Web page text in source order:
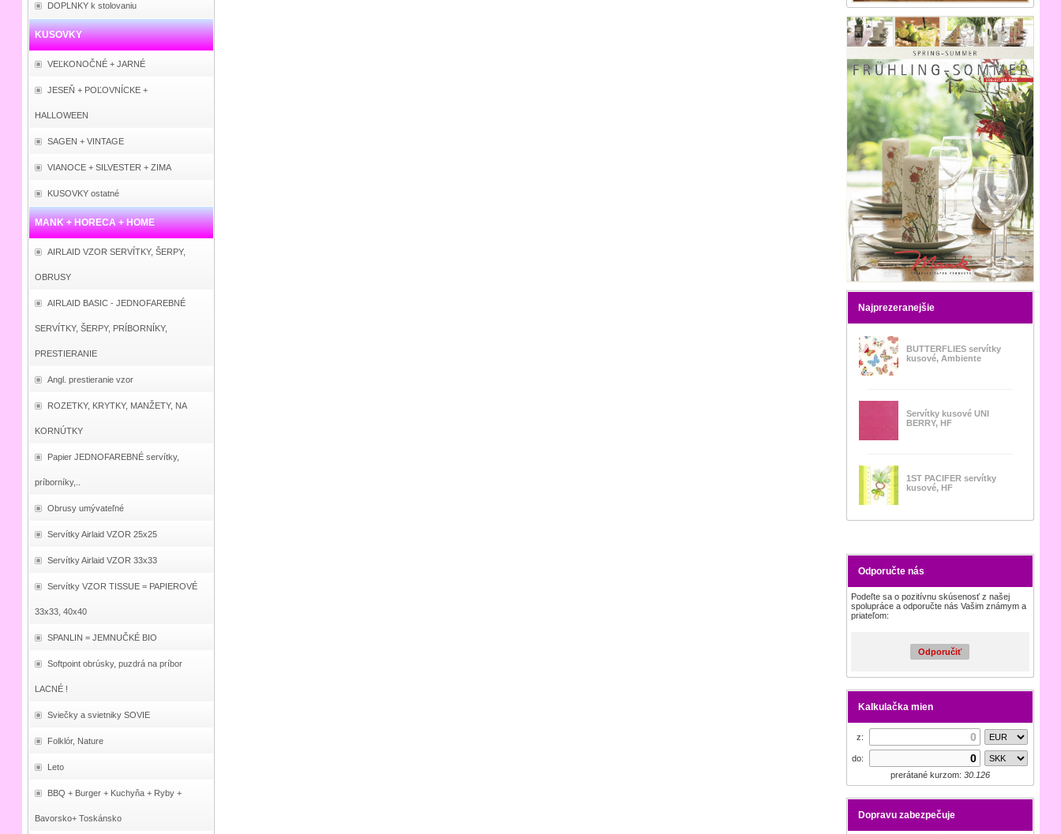
DOPLNKY k stolovaniu
KUSOVKY
VEĽKONOČNÉ + JARNÉ
JESEŇ + POĽOVNÍCKE +
HALLOWEEN
SAGEN + VINTAGE
VIANOCE + SILVESTER + ZIMA
KUSOVKY ostatné
MANK + HORECA + HOME
AIRLAID VZOR SERVÍTKY, ŠERPY,
OBRUSY
AIRLAID BASIC - JEDNOFAREBNÉ
SERVÍTKY, ŠERPY, PRÍBORNÍKY,
PRESTIERANIE
Angl. prestieranie vzor
ROZETKY, KRYTKY, MANŽETY, NA
KORNÚTKY
Papier JEDNOFAREBNÉ servítky,
príborníky,..
Obrusy umývateľné
Servítky Airlaid VZOR 25x25
Servítky Airlaid VZOR 33x33
Servítky VZOR TISSUE = PAPIEROVÉ
33x33, 40x40
SPANLIN = JEMNUČKÉ BIO
Softpoint obrúsky, puzdrá na príbor
LACNÉ !
Sviečky a svietniky SOVIE
Folklór, Nature
Leto
BBQ + Burger + Kuchyňa + Ryby +
Bavorsko+ Toskánsko
Najprezeranejšie
BUTTERFLIES servítky
kusové, Ambiente
Servítky kusové UNI
BERRY, HF
1ST PACIFER servítky
kusové, HF
Odporučte nás
Podeľte sa o pozitívnu skúsenosť z našej
spolupráce a odporučte nás Vašim známym a
priateľom:
Odporučiť
Kalkulačka mien
z:
do:
prerátané kurzom: 30.126
Dopravu zabezpečuje